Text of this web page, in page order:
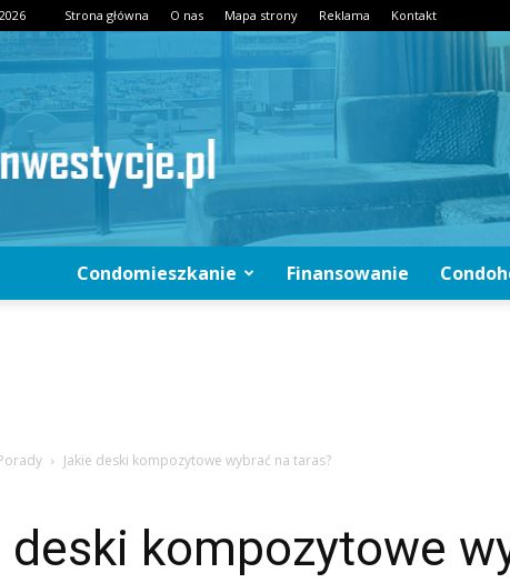
Strona główna O nas Mapa strony Reklama Kontakt
Condomieszkanie Finansowanie
Jakie deski kompozytowe wybrać na taras?
kompozytowe